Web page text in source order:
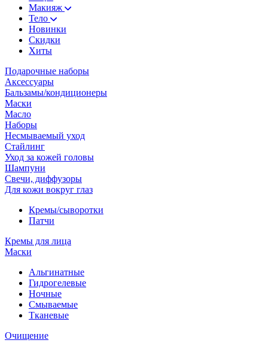
Макияж
Тело
Новинки
Скидки
Хиты
Подарочные наборы
Аксессуары
Бальзамы/кондиционеры
Маски
Масло
Наборы
Несмываемый уход
Стайлинг
Уход за кожей головы
Шампуни
Свечи, диффузоры
Для кожи вокруг глаз
Кремы/сыворотки
Патчи
Кремы для лица
Маски
Альгинатные
Гидрогелевые
Ночные
Смываемые
Тканевые
Очищение